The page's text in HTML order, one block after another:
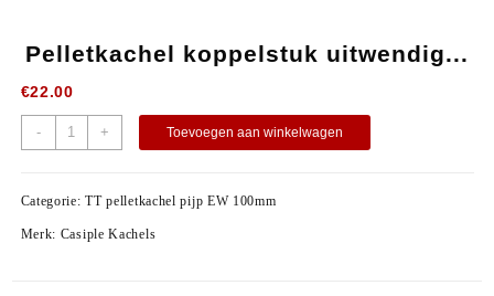
Pelletkachel koppelstuk uitwendig...
€22.00
- + Toevoegen aan winkelwagen
Categorie:TT pelletkachel pijp EW 100mm
Merk: Casiple Kachels